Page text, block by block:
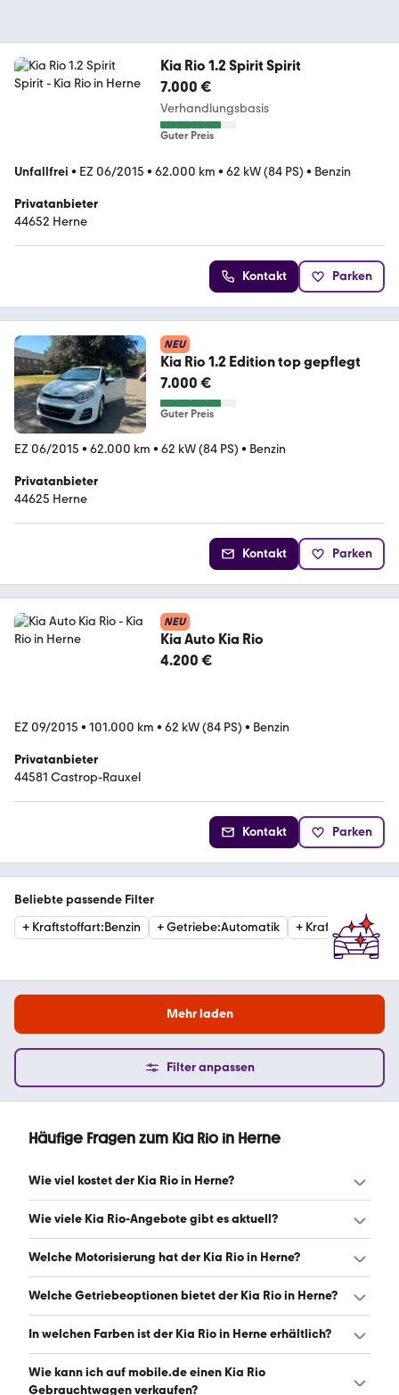
Kia Rio 1.2 Spirit Spirit
7.000 €
Verhandlungsbasis
Guter Preis
Unfallfrei • EZ 06/2015 • 62.000 km • 62 kW (84 PS) • Benzin
Privatanbieter
44652 Herne
Kontakt Parken
NEU
Kia Rio 1.2 Edition top gepflegt
7.000 €
Guter Preis
EZ 06/2015 • 62.000 km • 62 kW (84 PS) • Benzin
Privatanbieter
44625 Herne
Kontakt Parken
NEU
Kia Auto Kia Rio
4.200 €
EZ 09/2015 • 101.000 km • 62 kW (84 PS) • Benzin
Privatanbieter
44581 Castrop-Rauxel
Kontakt Parken
Beliebte passende Filter
+ Kraftstoffart:Benzin +Getriebe:Automatik + Kraftstoffart
Mehr laden
Filter anpassen
Häufige Fragen zum Kia Rio in Herne
Wie viel kostet der Kia Rio in Herne?
Ein guter Preis für einen Kia Rio in Herne liegt zwischen
Wie viele Kia Rio-Angebote gibt es aktuell?
Es gibt insgesamt 25 Kia Rio bei mobile.de, davon 25
Welche Motorisierung hat der Kia Rio in Herne?
Der Kia Rio in Herne hat Leistungen zwischen 75 und 120
Welche Getriebeoptionen bietet der Kia Rio in Herne?
Der Kia Rio in Herne ist mit manuellem und
In welchen Farben ist der Kia Rio in Herne erhältlich?
Den Kia Rio in Herne gibt es in folgenden Farben: schwarz,
weiß, grau, silber, blau, rot und gelb. Die häufigste Farbe
Wie kann ich auf mobile.de einen Kia Rio
Gebrauchtwagen verkaufen?